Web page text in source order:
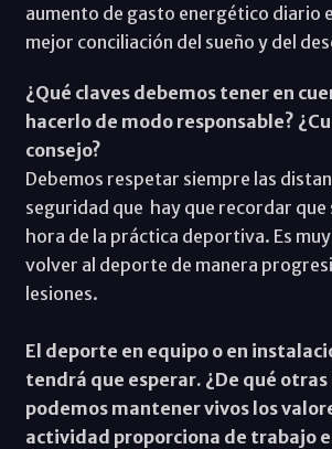
aumento de gasto energético diario
mejor conciliación del sueño y del
¿Qué claves debemos tener en
hacerlo de modo responsable?
consejo?
Debemos respetar siempre las
seguridad que hay que recordar que
hora de la práctica deportiva. Es
volver al deporte de manera
lesiones.
El deporte en equipo o en
tendrá que esperar. ¿De qué
podemos mantener vivos los
actividad proporciona de trabajo